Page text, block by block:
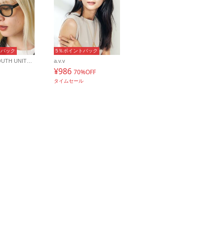
ック
BEAUTY&YOUTH UNITED ARROWS
5％ポイントバック
a.v.v
¥986 70%OFF
タイムセール